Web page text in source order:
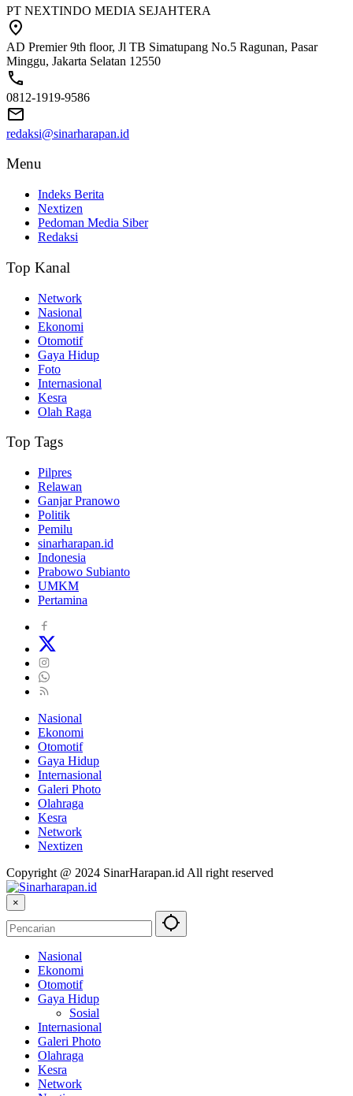
PT NEXTINDO MEDIA SEJAHTERA
AD Premier 9th floor, Jl TB Simatupang No.5 Ragunan, Pasar
Minggu, Jakarta Selatan 12550
0812-1919-9586
redaksi@sinarharapan.id
Menu
Indeks Berita
Nextizen
Pedoman Media Siber
Redaksi
Top Kanal
Network
Nasional
Ekonomi
Otomotif
Gaya Hidup
Foto
Internasional
Kesra
Olah Raga
Top Tags
Pilpres
Relawan
Ganjar Pranowo
Politik
Pemilu
sinarharapan.id
Indonesia
Prabowo Subianto
UMKM
Pertamina
Nasional
Ekonomi
Otomotif
Gaya Hidup
Internasional
Galeri Photo
Olahraga
Kesra
Network
Nextizen
Copyright @ 2024 SinarHarapan.id All right reserved
×
Nasional
Ekonomi
Otomotif
Gaya Hidup
Sosial
Internasional
Galeri Photo
Olahraga
Kesra
Network